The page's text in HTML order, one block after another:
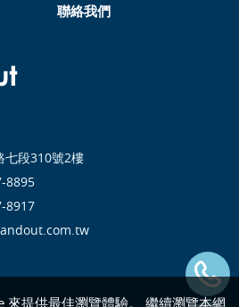
來提供最佳瀏覽體驗。 繼續瀏覽本網
聯絡我們
七段310號2樓
8895
8917